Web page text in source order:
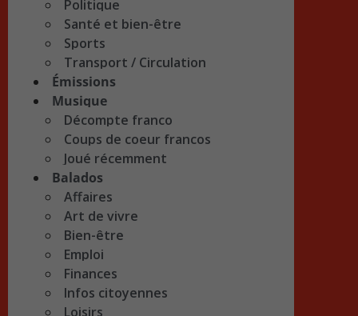
Politique
Santé et bien-être
Sports
Transport / Circulation
Émissions
Musique
Décompte franco
Coups de coeur francos
Joué récemment
Balados
Affaires
Art de vivre
Bien-être
Emploi
Finances
Infos citoyennes
Loisirs